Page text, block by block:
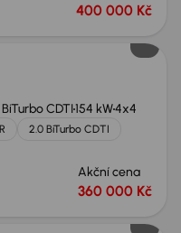
400 000 Kč
CDTI154 kW4x4
2.0 BiTurbo CDTI
Akční cena
360 000 Kč